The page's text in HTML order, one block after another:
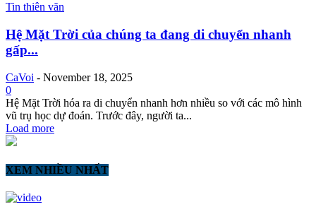
Tin thiên văn
Hệ Mặt Trời của chúng ta đang di chuyển nhanh
gấp...
CaVoi - November 18, 2025
0
Hệ Mặt Trời hóa ra di chuyển nhanh hơn nhiều so với các mô hình
vũ trụ học dự đoán. Trước đây, người ta...
Load more
XEM NHIỀU NHẤT